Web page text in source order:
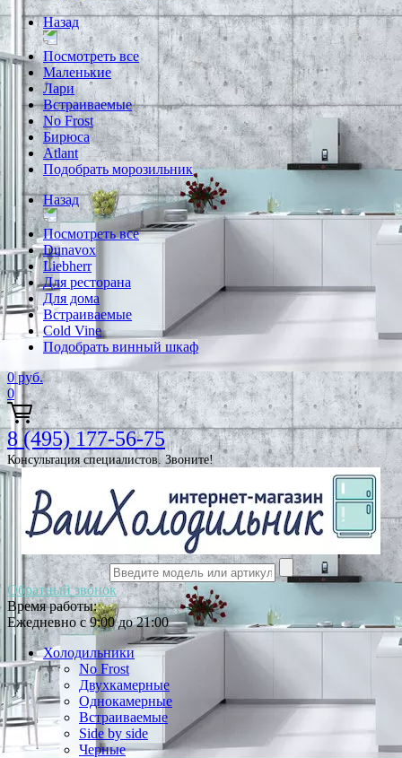
Назад
Посмотреть все
Маленькие
Лари
Встраиваемые
No Frost
Бирюса
Atlant
Подобрать морозильник
Назад
Посмотреть все
Dunavox
Liebherr
Для ресторана
Для дома
Встраиваемые
Cold Vine
Подобрать винный шкаф
0 руб.
0
8 (495) 177-56-75
Консультация специалистов. Звоните!
Обратный звонок
Время работы:
Ежедневно с 9:00 до 21:00
Холодильники
No Frost
Двухкамерные
Однокамерные
Встраиваемые
Side by side
Черные